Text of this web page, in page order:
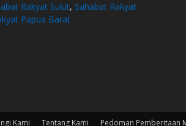
Rakyat Sulut, Sahabat Rakyat
Papua Barat
Kami Tentang Kami Pedoman Pemberitaan